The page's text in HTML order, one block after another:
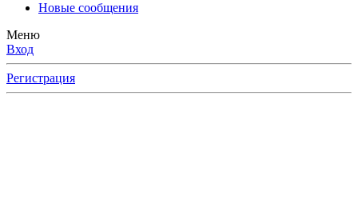
Новые сообщения
Меню
Вход
Регистрация